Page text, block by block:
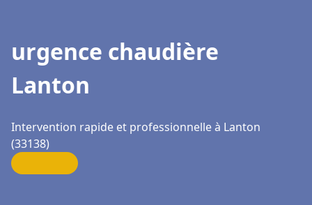
urgence chaudière
Lanton
Intervention rapide et professionnelle à Lanton
(33138)